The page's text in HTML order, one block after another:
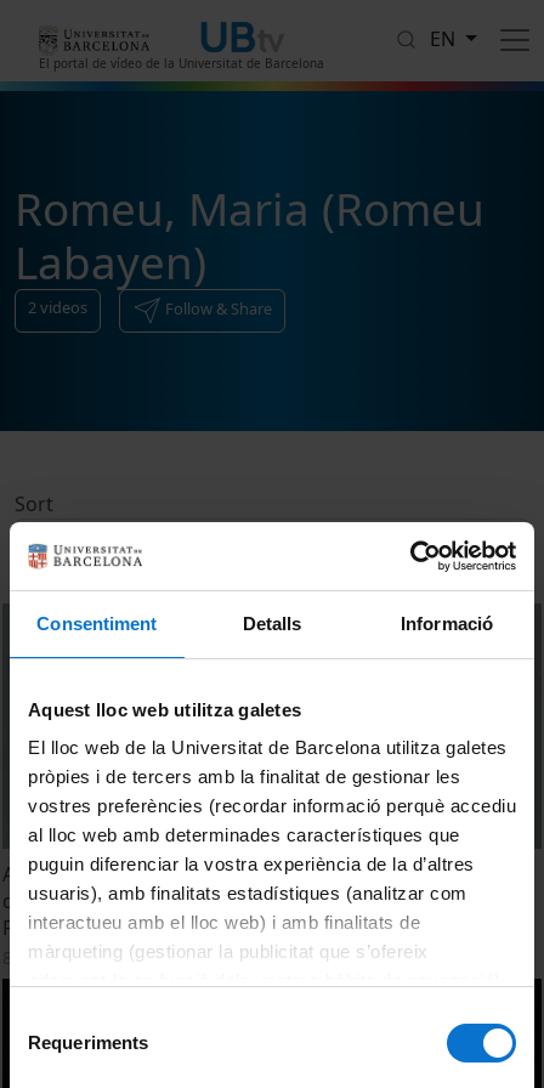
Consentiment Detalls Informació
Aquest lloc web utilitza galetes
El lloc web de la Universitat de Barcelona utilitza galetes
pròpies i de tercers amb la finalitat de gestionar les
vostres preferències (recordar informació perquè accediu
al lloc web amb determinades característiques que
puguin diferenciar la vostra experiència de la d’altres
usuaris), amb finalitats estadístiques (analitzar com
interactueu amb el lloc web) i amb finalitats de
màrqueting (gestionar la publicitat que s’ofereix
consultar laPolítica de galetes del lloc web de la
Requeriments
El portal de vídeo de la Universitat de Barcelona
EN
Romeu, Maria (Romeu
Labayen)
2videos Follow & Share
Sort
Acte de Cloenda i lliurament de diplomes de la 3a. edició
del curs Expert en atenció a usuaris, ciutadans i clients.
Promoció 2021-22
8 June, 2022